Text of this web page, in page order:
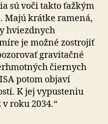
sú voči takto ťažkým
Majú krátke ramená,
hviezdnych
je možné zostrojiť
gravitačné
čiernych
potom objaví
K jej vypusteniu
roku 2034.“